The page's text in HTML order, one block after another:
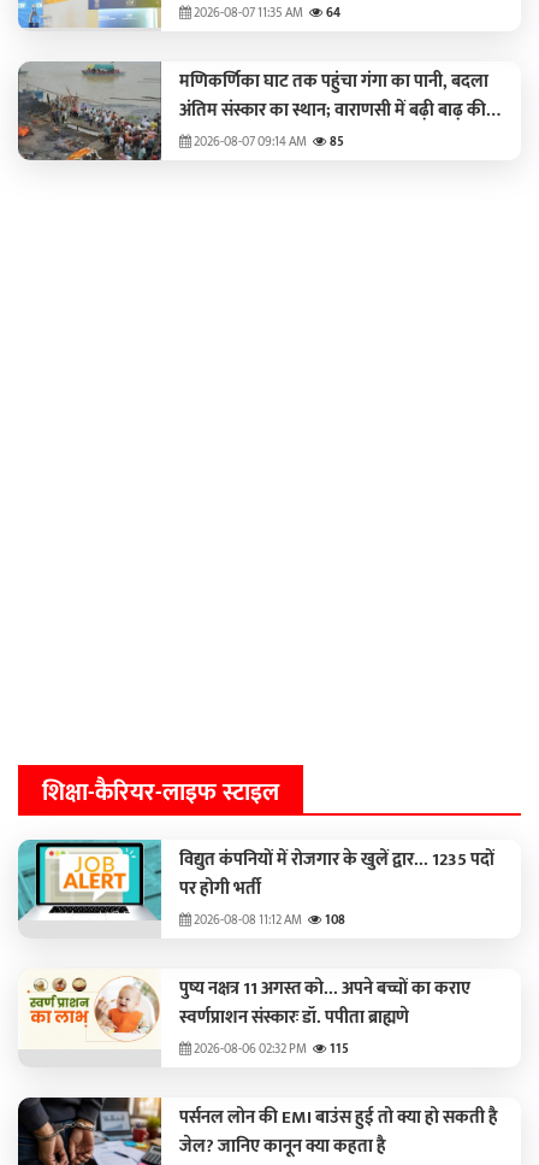
2026-08-07 11:35 AM 64
मणिकर्णिका घाट तक पहुंचा गंगा का पानी, बदला
अंतिम संस्कार का स्थान; वाराणसी में बढ़ी बाढ़ की
चिंता2026-08-07 09:14 AM 85
शिक्षा-कैरियर-लाइफ स्टाइल
विद्युत कंपनियों में रोजगार के खुलें द्वार... 1235 पदों
पर होगी भर्ती
2026-08-08 11:12 AM 108
पुष्य नक्षत्र 11 अगस्त को... अपने बच्चों का कराए
स्वर्णप्राशन संस्कारः डॉ. पपीता ब्राह्मणे
2026-08-06 02:32 PM 115
पर्सनल लोन की EMI बाउंस हुई तो क्या हो सकती है
जेल? जानिए कानून क्या कहता है